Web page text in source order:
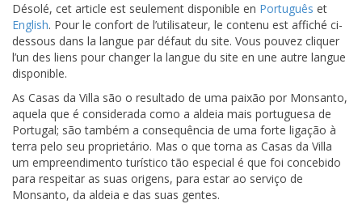
Désolé, cet article est seulement disponible en Português et
English. Pour le confort de l’utilisateur, le contenu est affiché ci-
dessous dans la langue par défaut du site. Vous pouvez cliquer
l’un des liens pour changer la langue du site en une autre langue
disponible.
As Casas da Villa são o resultado de uma paixão por Monsanto,
aquela que é considerada como a aldeia mais portuguesa de
Portugal; são também a consequência de uma forte ligação à
terra pelo seu proprietário. Mas o que torna as Casas da Villa
um empreendimento turístico tão especial é que foi concebido
para respeitar as suas origens, para estar ao serviço de
Monsanto, da aldeia e das suas gentes.